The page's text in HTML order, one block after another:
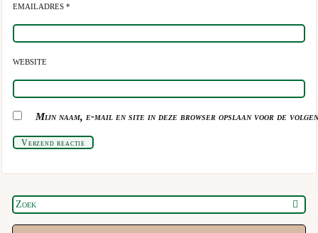
EMAILADRES *
WEBSITE
Mijn naam, e-mail en site in deze browser opslaan voor de
Verzend reactie